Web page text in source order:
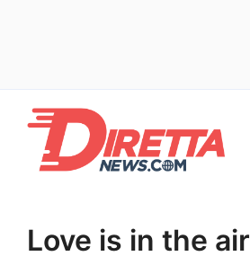
contenuto
Love is in the air